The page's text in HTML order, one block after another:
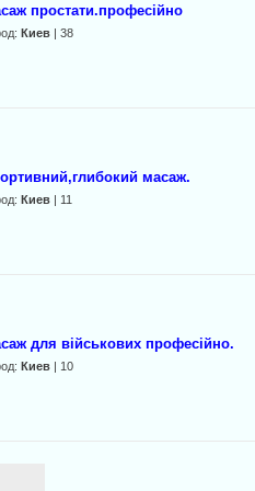
простати.професійно
Киев | 38
масаж.
Киев | 11
для військових професійно.
Киев | 10